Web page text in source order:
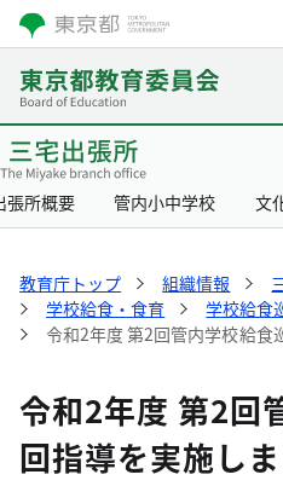
張所概要 管内小中学校 文
教育庁トップ 組織情報
学校給食・食育
学校給食
令和2年度 第2回管内学校給食
令和2年度 第2回
回指導を実施し